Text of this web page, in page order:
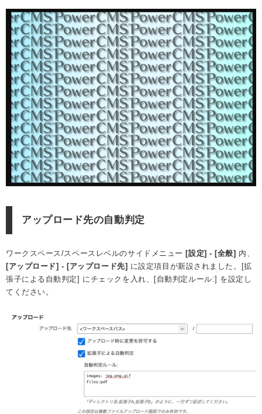
アップロード先の自動判定
ワークスペース/スペースレベルのサイドメニュー [設定] - [全般] 内、
[アップロード] - [アップロード先] に設定項目が新設されました。[拡
張子による自動判定] にチェックを入れ、[自動判定ルール:] を設定し
てください。